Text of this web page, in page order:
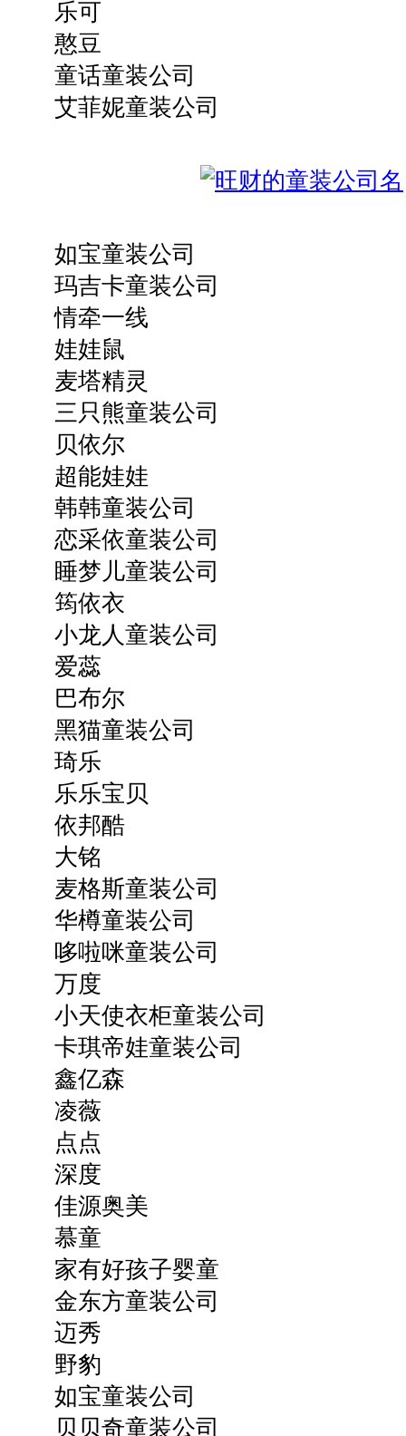
乐可
憨豆
童话童装公司
艾菲妮童装公司
如宝童装公司
玛吉卡童装公司
情牵一线
娃娃鼠
麦塔精灵
三只熊童装公司
贝依尔
超能娃娃
韩韩童装公司
恋采依童装公司
睡梦儿童装公司
筠依衣
小龙人童装公司
爱蕊
巴布尔
黑猫童装公司
琦乐
乐乐宝贝
依邦酷
大铭
麦格斯童装公司
华樽童装公司
哆啦咪童装公司
万度
小天使衣柜童装公司
卡琪帝娃童装公司
鑫亿森
凌薇
点点
深度
佳源奥美
慕童
家有好孩子婴童
金东方童装公司
迈秀
野豹
如宝童装公司
贝贝奇童装公司